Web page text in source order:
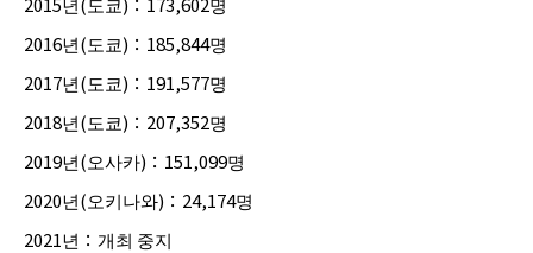
2016년(도쿄)：185,844명
2017년(도쿄)：191,577명
2018년(도쿄)：207,352명
2019년(오사카)：151,099명
2020년(오키나와)：24,174명
2021년：개최 중지